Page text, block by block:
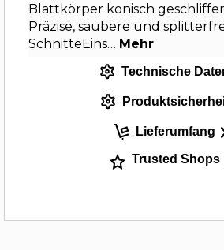
Blattkörper konisch
Präzise, saubere und
SchnitteEins… Mehr
Technische
Lieferumfang
Trusted Shops